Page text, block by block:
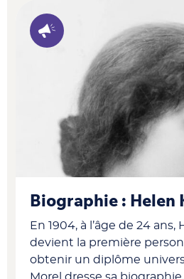
Biographie : Helen
En 1904, à l’âge de 24 ans,
devient la première
obtenir un diplôme